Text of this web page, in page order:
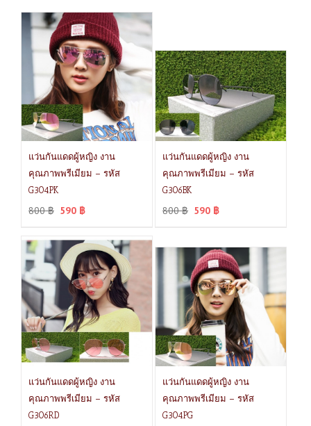
แว่นกันแดดผู้หญิง งาน
คุณภาพพรีเมียม – รหัส
G304PK
800฿ 590 ฿
แว่นกันแดดผู้หญิง งาน
คุณภาพพรีเมียม – รหัส
G306BK
800฿ 590 ฿
แว่นกันแดดผู้หญิง งาน
คุณภาพพรีเมียม – รหัส
G306RD
แว่นกันแดดผู้หญิง งาน
คุณภาพพรีเมียม – รหัส
G304PG